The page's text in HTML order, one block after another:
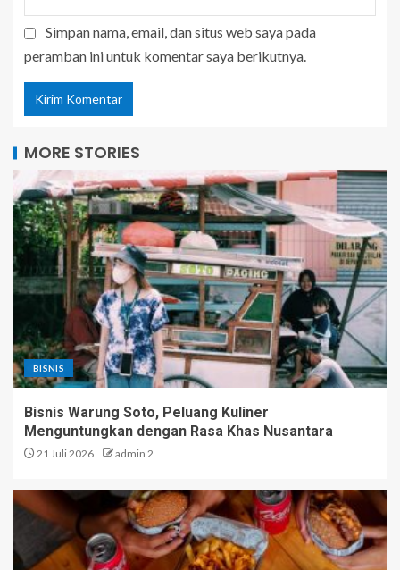
Simpan nama, email, dan situs web saya pada
peramban ini untuk komentar saya berikutnya.
MORE STORIES
BISNIS
Bisnis Warung Soto, Peluang Kuliner
Menguntungkan dengan Rasa Khas Nusantara
21 Juli 2026 admin 2